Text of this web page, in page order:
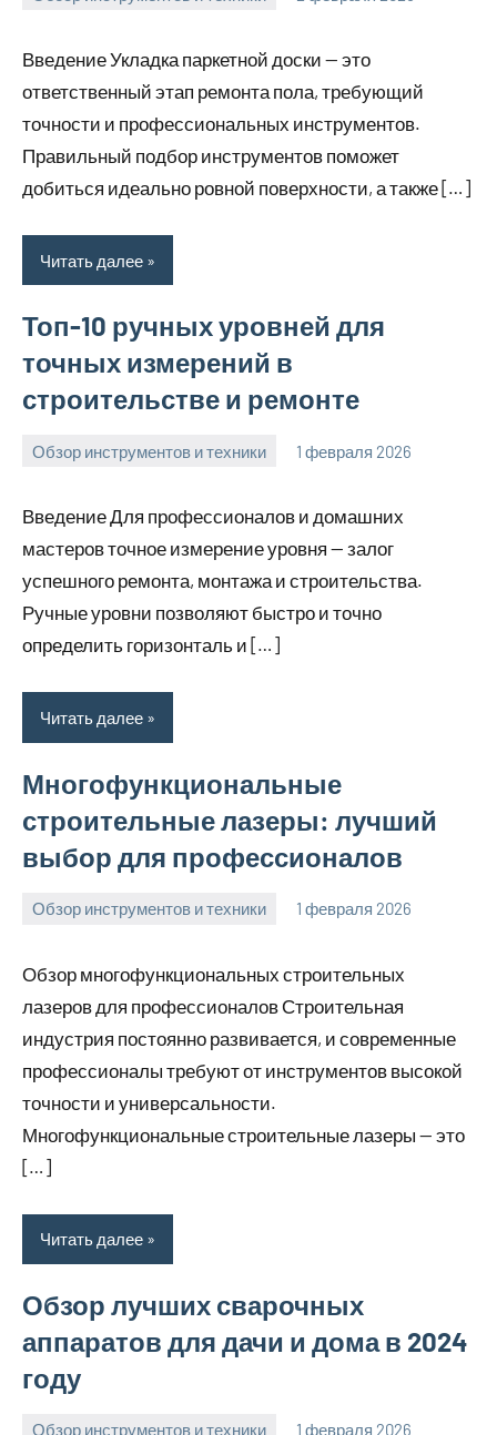
u_dachki_ru
Введение Укладка паркетной доски — это
ответственный этап ремонта пола, требующий
точности и профессиональных инструментов.
Правильный подбор инструментов поможет
добиться идеально ровной поверхности, а также […]
Читать далее
Топ-10 ручных уровней для
точных измерений в
строительстве и ремонте
Обзор инструментов и техники 1 февраля 2026
u_dachki_ru
Введение Для профессионалов и домашних
мастеров точное измерение уровня — залог
успешного ремонта, монтажа и строительства.
Ручные уровни позволяют быстро и точно
определить горизонталь и […]
Читать далее
Многофункциональные
строительные лазеры: лучший
выбор для профессионалов
Обзор инструментов и техники 1 февраля 2026
u_dachki_ru
Обзор многофункциональных строительных
лазеров для профессионалов Строительная
индустрия постоянно развивается, и современные
профессионалы требуют от инструментов высокой
точности и универсальности.
Многофункциональные строительные лазеры — это
[…]
Читать далее
Обзор лучших сварочных
аппаратов для дачи и дома в 2024
году
Обзор инструментов и техники 1 февраля 2026